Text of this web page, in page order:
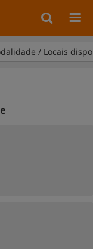
/ Locais